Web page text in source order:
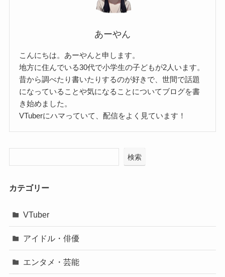
あーやん
こんにちは。あーやんと申します。
地方に住んでいる30代で小学生の子どもが2人います。
昔から調べたり書いたりするのが好きで、世間で話題
になっていることや気になることについてブログを書
き始めました。
VTuberにハマっていて、配信をよく見ています！
検索
カテゴリー
VTuber
アイドル・俳優
エンタメ・芸能